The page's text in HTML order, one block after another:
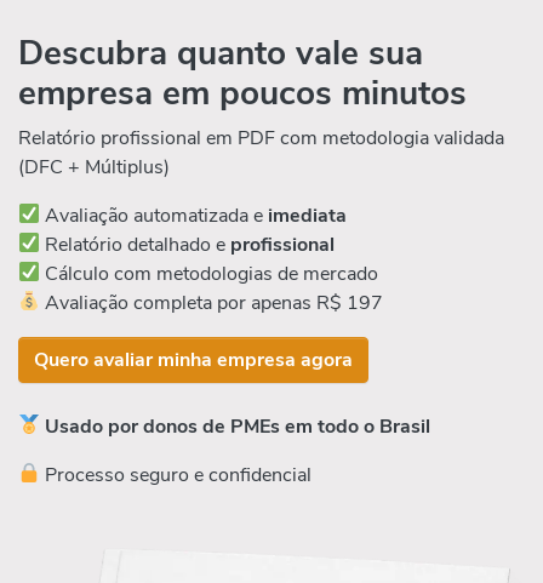
Descubra quanto vale sua
empresa em poucos minutos
Relatório profissional em PDF com metodologia validada
(DFC + Múltiplus)
Avaliação automatizada e imediata
Relatório detalhado e profissional
Cálculo com metodologias de mercado
Avaliação completa por apenas R$ 197
Quero avaliar minha empresa agora
Usado por donos de PMEs em todo o Brasil
Processo seguro e confidencial